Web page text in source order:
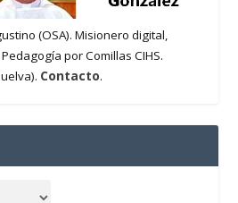
(OSA). Misionero digital,
por Comillas CIHS.
Contacto.